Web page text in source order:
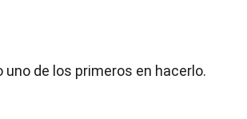
uno de los primeros en hacerlo.